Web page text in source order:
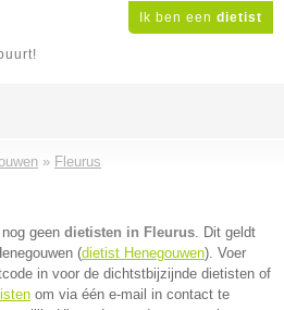
Ik ben een dietist
» Fleurus
geen dietisten in Fleurus. Dit geldt
(dietist Henegouwen). Voer
in voor de dichtstbijzijnde dietisten of
om via één e-mail in contact te